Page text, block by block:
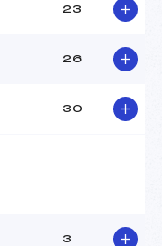
23
26
30
3